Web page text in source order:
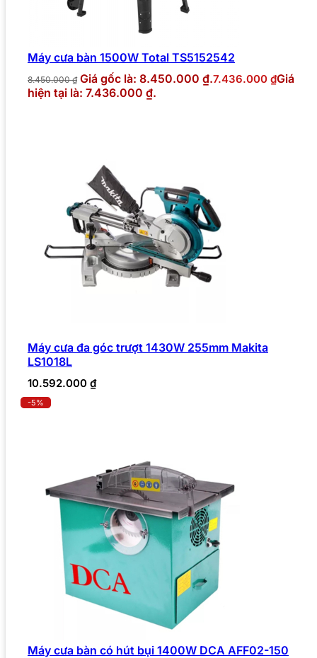
Máy cưa bàn 1500W Total TS5152542
8.450.000₫ Giá gốc là: 8.450.000 ₫.7.436.000 ₫Giá
hiện tại là: 7.436.000 ₫.
Máy cưa đa góc trượt 1430W 255mm Makita
LS1018L
10.592.000 ₫
-5%
Máy cưa bàn có hút bụi 1400W DCA AFF02-150